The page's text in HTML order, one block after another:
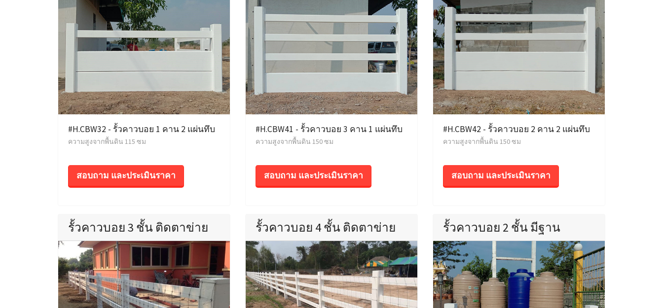
#H.CBW32 - รั้วคาวบอย 1 คาน 2 แผ่นทึบ
ความสูงจากพื้นดิน 115 ซม
สอบถาม และประเมินราคา
#H.CBW41 - รั้วคาวบอย 3 คาน 1 แผ่นทึบ
ความสูงจากพื้นดิน 150 ซม
สอบถาม และประเมินราคา
#H.CBW42 - รั้วคาวบอย 2 คาน 2 แผ่นทึบ
ความสูงจากพื้นดิน 150 ซม
สอบถาม และประเมินราคา
รั้วคาวบอย 3 ชั้น ติดตาข่าย รั้วคาวบอย 4 ชั้น ติดตาข่าย รั้วคาวบอย 2 ชั้น มีฐาน